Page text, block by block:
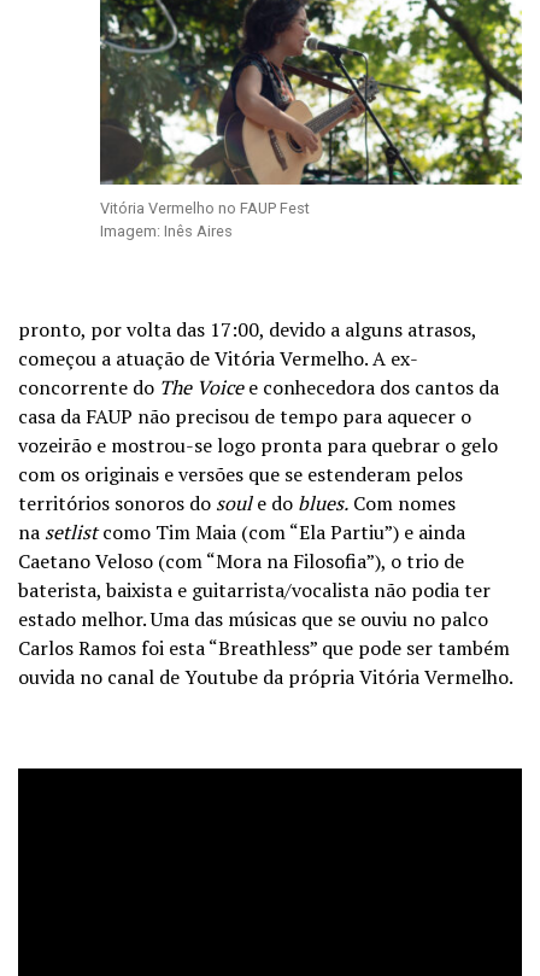
Vitória Vermelho no FAUP Fest
Imagem: Inês Aires
pronto, por volta das 17:00, devido a alguns atrasos,
começou a atuação de Vitória Vermelho. A ex-
concorrente do The Voicee conhecedora dos cantos da
casa da FAUP não precisou de tempo para aquecer o
vozeirão e mostrou-se logo pronta para quebrar o gelo
com os originais e versões que se estenderam pelos
territórios sonoros do soule do blues. Com nomes
na setlistcomo Tim Maia (com “Ela Partiu”) e ainda
Caetano Veloso (com “Mora na Filosofia”), o trio de
baterista, baixista e guitarrista/vocalista não podia ter
estado melhor. Uma das músicas que se ouviu no palco
Carlos Ramos foi esta “Breathless” que pode ser também
ouvida no canal de Youtube da própria Vitória Vermelho.